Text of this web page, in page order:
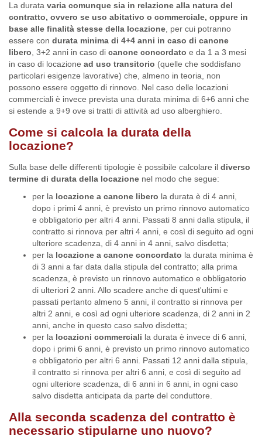
La durata varia comunque sia in relazione alla natura del
contratto, ovvero se uso abitativo o commerciale, oppure in
base alle finalità stesse della locazione , per cui potranno
essere con durata minima di 4+4 anni in caso di canone
libero , 3+2 anni in caso di canone concordato e da 1 a 3 mesi
in caso di locazione ad uso transitorio (quelle che soddisfano
particolari esigenze lavorative) che, almeno in teoria, non
possono essere oggetto di rinnovo. Nel caso delle locazioni
commerciali è invece prevista una durata minima di 6+6 anni che
si estende a 9+9 ove si tratti di attività ad uso alberghiero.
Come si calcola la durata della
locazione?
Sulla base delle differenti tipologie è possibile calcolare il diverso
termine di durata della locazione nel modo che segue:
per la locazione a canone libero la durata è di 4 anni,
dopo i primi 4 anni, è previsto un primo rinnovo automatico
e obbligatorio per altri 4 anni. Passati 8 anni dalla stipula, il
contratto si rinnova per altri 4 anni, e così di seguito ad ogni
ulteriore scadenza, di 4 anni in 4 anni, salvo disdetta;
per la locazione a canone concordato la durata minima è
di 3 anni a far data dalla stipula del contratto; alla prima
scadenza, è previsto un rinnovo automatico e obbligatorio
di ulteriori 2 anni. Allo scadere anche di quest'ultimi e
passati pertanto almeno 5 anni, il contratto si rinnova per
altri 2 anni, e così ad ogni ulteriore scadenza, di 2 anni in 2
anni, anche in questo caso salvo disdetta;
per la locazioni commerciali la durata è invece di 6 anni,
dopo i primi 6 anni, è previsto un primo rinnovo automatico
e obbligatorio per altri 6 anni. Passati 12 anni dalla stipula,
il contratto si rinnova per altri 6 anni, e così di seguito ad
ogni ulteriore scadenza, di 6 anni in 6 anni, in ogni caso
salvo disdetta anticipata da parte del conduttore.
Alla seconda scadenza del contratto è
necessario stipularne uno nuovo?